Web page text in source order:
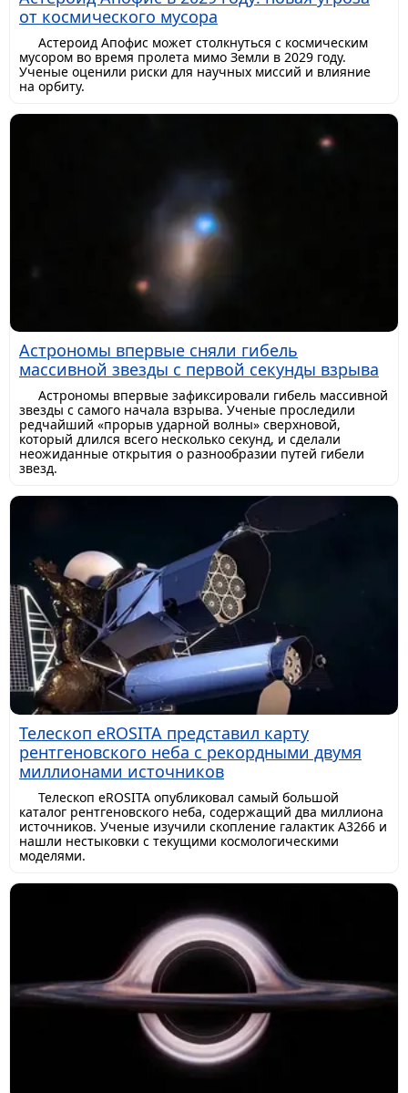
от космического мусора
Астероид Апофис может столкнуться с космическим
мусором во время пролета мимо Земли в 2029 году.
Ученые оценили риски для научных миссий и влияние
на орбиту.
Астрономы впервые сняли гибель
массивной звезды с первой секунды взрыва
Астрономы впервые зафиксировали гибель массивной
звезды с самого начала взрыва. Ученые проследили
редчайший «прорыв ударной волны» сверхновой,
который длился всего несколько секунд, и сделали
неожиданные открытия о разнообразии путей гибели
звезд.
Телескоп eROSITA представил карту
рентгеновского неба с рекордными двумя
миллионами источников
Телескоп eROSITA опубликовал самый большой
каталог рентгеновского неба, содержащий два миллиона
источников. Ученые изучили скопление галактик A3266 и
нашли нестыковки с текущими космологическими
моделями.